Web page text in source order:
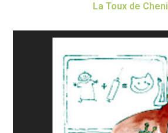
La Toux de Chenil